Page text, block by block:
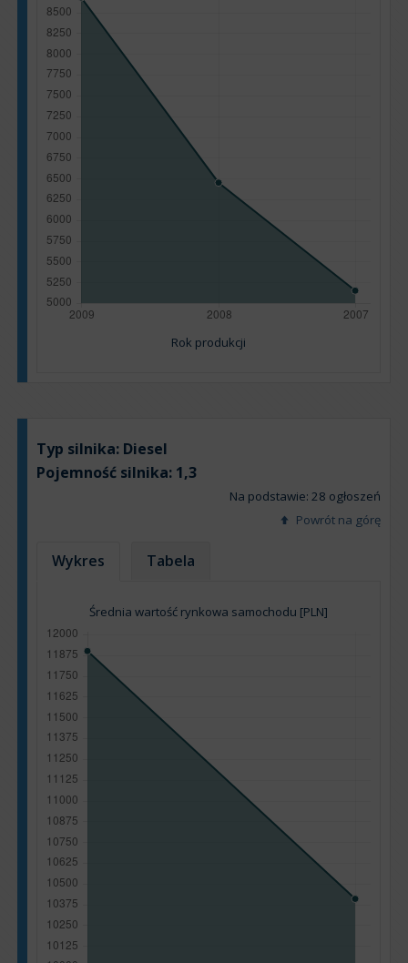
Rok produkcji
Typ silnika: Diesel
Pojemność silnika: 1,3
Na podstawie: 28 ogłoszeń
Powrót na górę
Wykres Tabela
Średnia wartość rynkowa samochodu [PLN]